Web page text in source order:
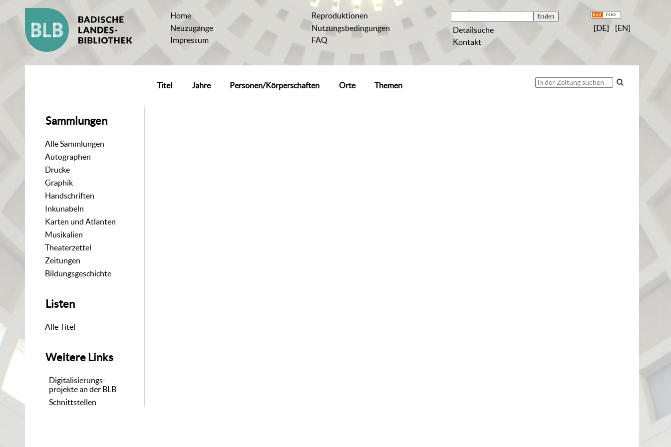
Home
Neuzugänge
Impressum
Reproduktionen
Nutzungsbedingungen
FAQ
Detailsuche
Kontakt
[DE] [EN]
Sammlungen
Alle Sammlungen
Autographen
Drucke
Graphik
Handschriften
Inkunabeln
Karten und Atlanten
Musikalien
Theaterzettel
Zeitungen
Bildungsgeschichte
Listen
Alle Titel
Weitere Links
Digitalisierungs-
projekte an der BLB
Schnittstellen
Titel Jahre Personen/Körperschaften Orte Themen